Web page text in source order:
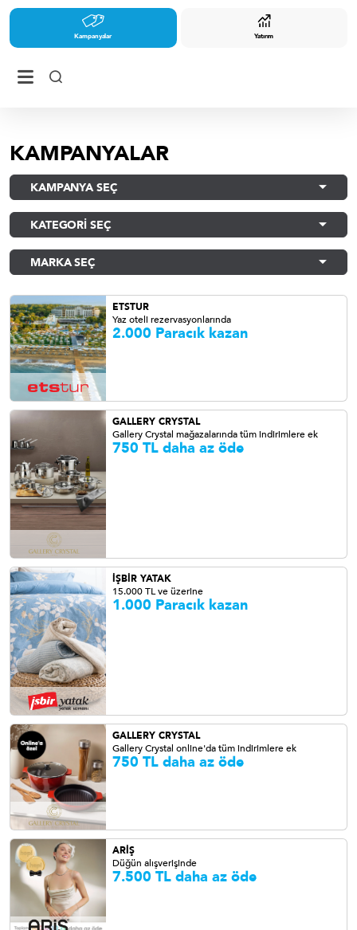
Kampanyalar Yatırım
KAMPANYALAR
KAMPANYA SEÇ
KATEGORİ SEÇ
MARKA SEÇ
ETSTUR
Yaz oteli rezervasyonlarında
2.000 Paracık kazan
GALLERY CRYSTAL
Gallery Crystal mağazalarında tüm indirimlere ek
750 TL daha az öde
İŞBİR YATAK
15.000 TL ve üzerine
1.000 Paracık kazan
GALLERY CRYSTAL
Gallery Crystal online'da tüm indirimlere ek
750 TL daha az öde
ARİŞ
Düğün alışverişinde
7.500 TL daha az öde